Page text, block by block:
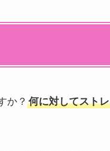
か？ 何に対してスト